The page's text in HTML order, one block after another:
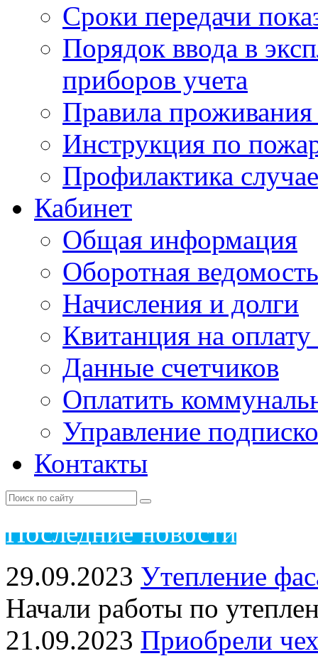
Сроки передачи
Порядок ввода в
приборов учета
Правила
Инструкция по
Профилактика
Кабинет
Общая информация
Оборотная ведомость
Начисления и долги
Квитанция на
Данные счетчиков
Оплатить
Управление
Контакты
Последние новости
29.09.2023 Утепление
Начали работы по
21.09.2023 Приобрели